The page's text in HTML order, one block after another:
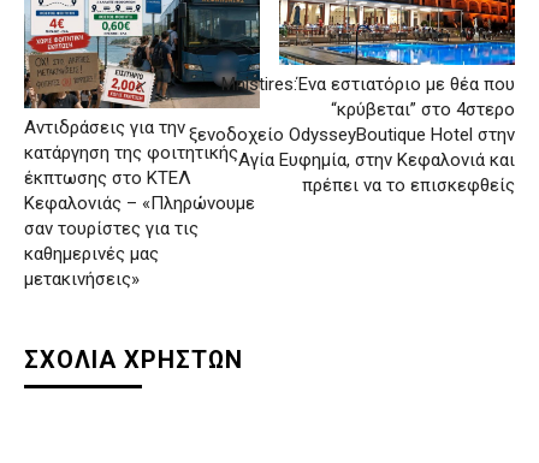
Αντιδράσεις για την
κατάργηση της φοιτητικής
έκπτωσης στο ΚΤΕΛ
Κεφαλονιάς – «Πληρώνουμε
σαν τουρίστες για τις
καθημερινές μας
μετακινήσεις»
Mnistires:Ένα εστιατόριο με θέα που
“κρύβεται” στο 4στερο
ξενοδοχείο OdysseyBoutique Hotel στην
Αγία Ευφημία, στην Κεφαλονιά και
πρέπει να το επισκεφθείς
ΣΧΟΛΙΑ ΧΡΗΣΤΩΝ